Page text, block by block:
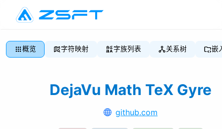
概览 字符映射 字族列表 关系树 嵌
DejaVu Math TeX Gyre
github.com